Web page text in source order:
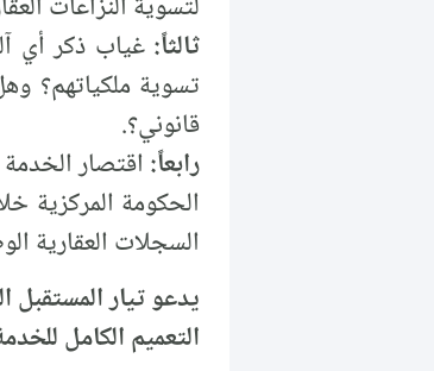
ثالثاً:غياب ذكر أي
تسوية ملكياتهم؟
قانوني؟.
رابعاً:اقتصار
الحكومة المركزية
السجلات العقارية
يدعو تيار المستقبل
التعميم الكامل